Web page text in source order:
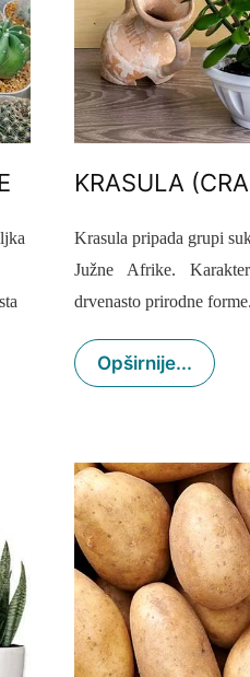
KRASULA
Krasula pripada grupi
Južne Afrike.
drvenasto prirodne forme.
Opširnije...